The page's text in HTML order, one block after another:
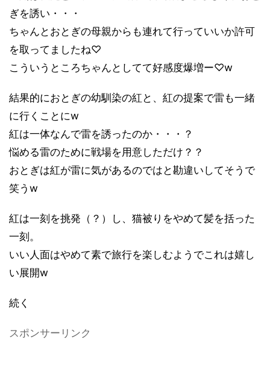
ぎを誘い・・・
ちゃんとおとぎの母親からも連れて行っていいか許可
を取ってましたね♡
こういうところちゃんとしてて好感度爆増ー♡w
結果的におとぎの幼馴染の紅と、紅の提案で雷も一緒
に行くことにw
紅は一体なんで雷を誘ったのか・・・？
悩める雷のために戦場を用意しただけ？？
おとぎは紅が雷に気があるのではと勘違いしてそうで
笑うw
紅は一刻を挑発（？）し、猫被りをやめて髪を括った
一刻。
いい人面はやめて素で旅行を楽しむようでこれは嬉し
い展開w
続く
スポンサーリンク